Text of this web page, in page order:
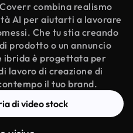
combina realismo
AI per aiutarti a lavorare
Che tu stia creando
prodotto o un annuncio
ibrida è progettata per
lavoro di creazione di
il tuo brand.
di video stock